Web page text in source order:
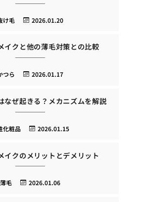
2026.01.20
け毛
イクと他の薄毛対策との比較
2026.01.17
つら
なぜ起きる？メカニズムを解説
2026.01.15
化粧品
イクのメリットとデメリット
2026.01.06
薄毛